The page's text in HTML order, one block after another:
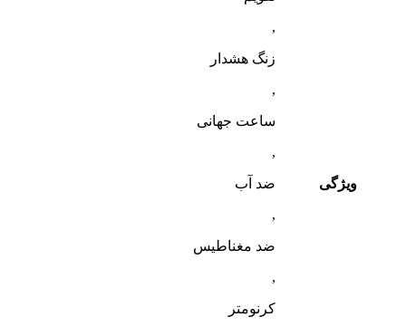
ویژگی
,
زنگ هشدار
,
ساعت جهانی
,
ضد آب
,
ضد مغناطیس
,
کرنومتر